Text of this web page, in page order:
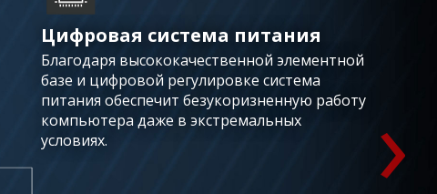
Цифровая система питания
Благодаря высококачественной элементной
базе и цифровой регулировке система
питания обеспечит безукоризненную работу
компьютера даже в экстремальных
условиях.
›